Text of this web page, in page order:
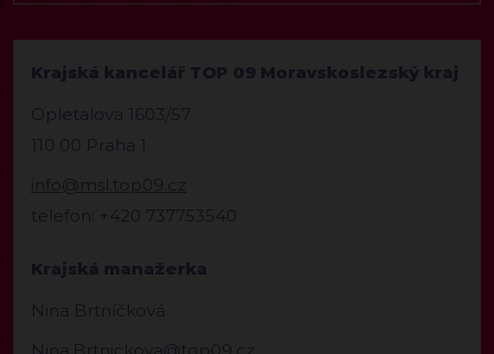
Krajská kancelář TOP 09 Moravskoslezský kraj
Opletalova 1603/57
110 00 Praha 1
info@msl.top09.cz
telefon: +420 737753540
Krajská manažerka
Nina Brtníčková